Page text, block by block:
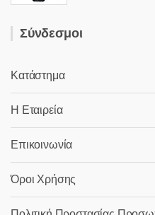
Σύνδεσμοι
Κατάστημα
Η Εταιρεία
Επικοινωνία
Όροι Χρήσης